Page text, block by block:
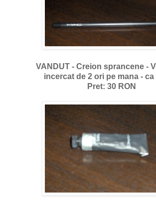
VANDUT - Creion sprancene -
incercat de 2 ori pe mana -
Pret: 30 RON